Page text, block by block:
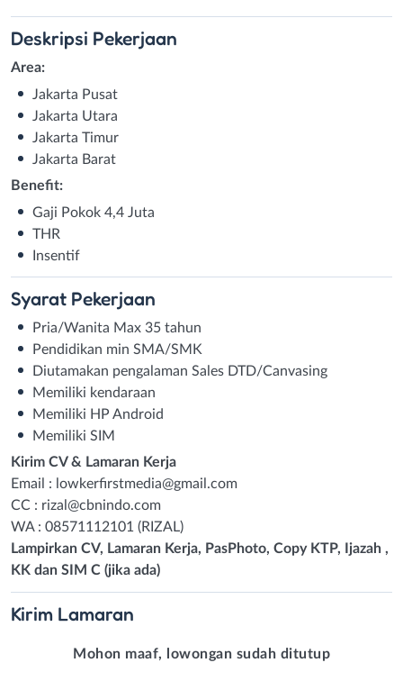
Deskripsi Pekerjaan
Area:
Jakarta Pusat
Jakarta Utara
Jakarta Timur
Jakarta Barat
Benefit:
Gaji Pokok 4,4 Juta
THR
Insentif
Syarat Pekerjaan
Pria/Wanita Max 35 tahun
Pendidikan min SMA/SMK
Diutamakan pengalaman Sales DTD/Canvasing
Memiliki kendaraan
Memiliki HP Android
Memiliki SIM
Kirim CV & Lamaran Kerja
Email : lowkerfirstmedia@gmail.com
CC : rizal@cbnindo.com
WA : 08571112101 (RIZAL)
Lampirkan CV, Lamaran Kerja, PasPhoto, Copy KTP, Ijazah ,
KK dan SIM C (jika ada)
Kirim Lamaran
Mohon maaf, lowongan sudah ditutup